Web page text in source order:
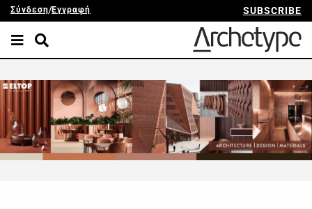
Σύνδεση/Εγγραφή SUBSCRIBE